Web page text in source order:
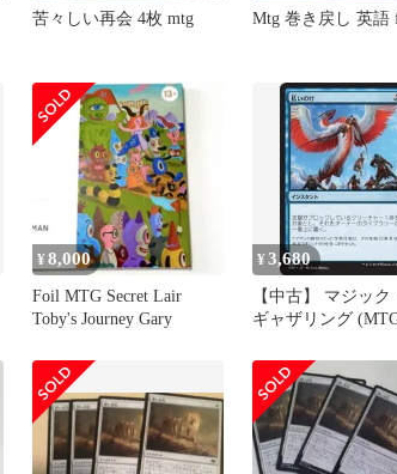
苦々しい再会 4枚 mtg Mtg 巻き戻し 英語
¥ 8,000
Foil MTG Secret Lair
Toby's Journey Gary
¥3,680
【中古】 マジック
ギャザリング
語版) シングルカ
FRF-057-C